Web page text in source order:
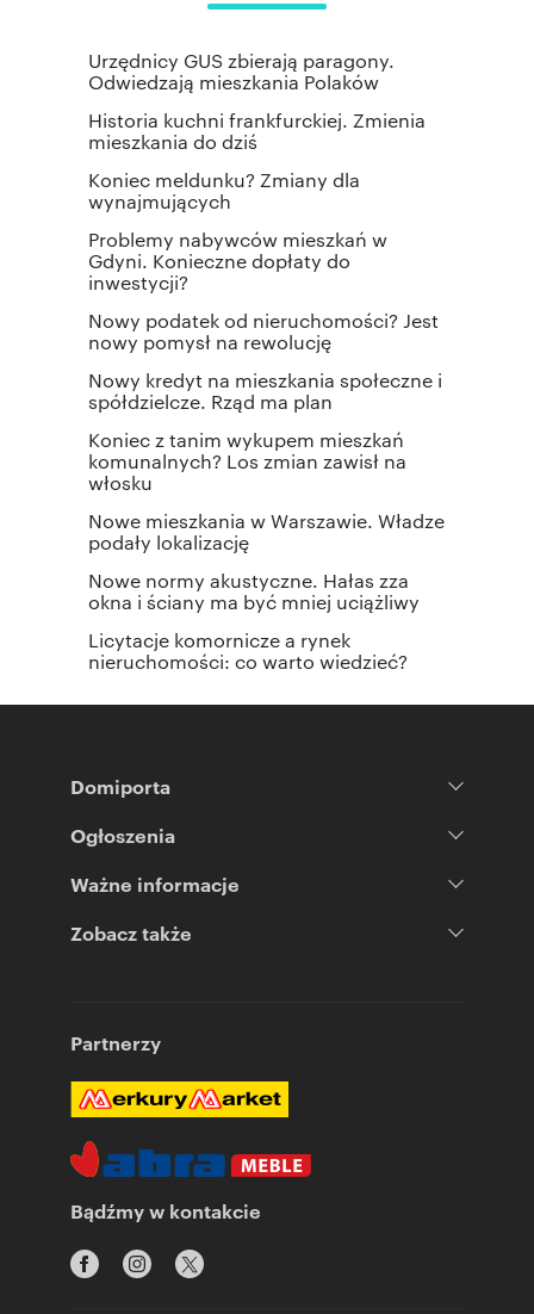
Urzędnicy GUS zbierają paragony.
Odwiedzają mieszkania Polaków
Historia kuchni frankfurckiej. Zmienia
mieszkania do dziś
Koniec meldunku? Zmiany dla
wynajmujących
Problemy nabywców mieszkań w
Gdyni. Konieczne dopłaty do
inwestycji?
Nowy podatek od nieruchomości? Jest
nowy pomysł na rewolucję
Nowy kredyt na mieszkania społeczne i
spółdzielcze. Rząd ma plan
Koniec z tanim wykupem mieszkań
komunalnych? Los zmian zawisł na
włosku
Nowe mieszkania w Warszawie. Władze
podały lokalizację
Nowe normy akustyczne. Hałas zza
okna i ściany ma być mniej uciążliwy
Licytacje komornicze a rynek
nieruchomości: co warto wiedzieć?
Domiporta
Ogłoszenia
Ważne informacje
Zobacz także
Partnerzy
Bądźmy w kontakcie